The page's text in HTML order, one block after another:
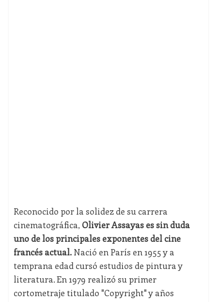
Reconocido por la solidez de su carrera
cinematográfica, Olivier Assayas es sin duda
uno de los principales exponentes del cine
francés actual.Nació en París en 1955 y a
temprana edad cursó estudios de pintura y
literatura. En 1979 realizó su primer
cortometraje titulado "Copyright" y años